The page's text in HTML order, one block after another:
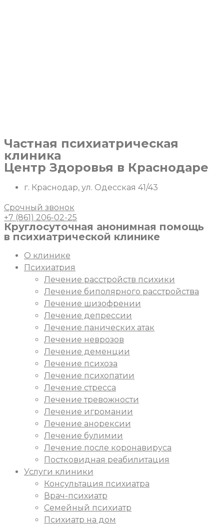
Частная психиатрическая
клиника
Центр Здоровья в Краснодаре
г. Краснодар, ул. Одесская 41/43
Срочный звонок
+7 (861) 206-02-25
Круглосуточная анонимная помощь
в психиатрической клинике
О клинике
Психиатрия
Лечение расстройств психики
Лечение биполярного расстройства
Лечение шизофрении
Лечение депрессии
Лечение панических атак
Лечение неврозов
Лечение деменции
Лечение психоза
Лечение психопатии
Лечение стресса
Лечение тревожности
Лечение игромании
Лечение анорексии
Лечение булимии
Лечение после коронавируса
Постковидная реабилитация
Услуги клиники
Консультация психиатра
Врач-психиатр
Семейный психиатр
Психиатр на дом